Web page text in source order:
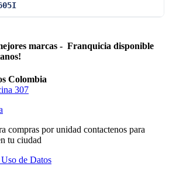
marcas - Franquicia disponible
Colombia
307
compras por unidad contactenos para
tu ciudad
de Datos